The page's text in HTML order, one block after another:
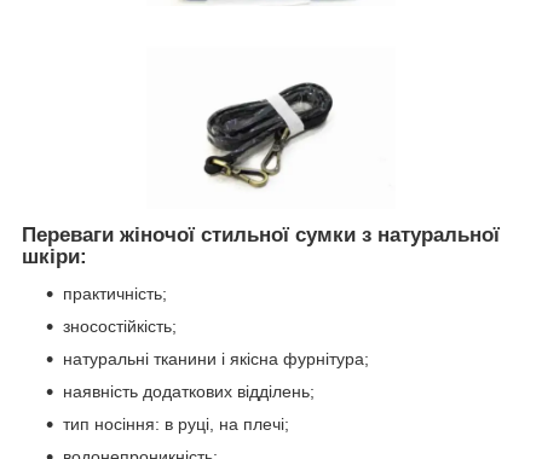
Переваги жіночої стильної сумки з натуральної
шкіри:
практичність;
зносостійкість;
натуральні тканини і якісна фурнітура;
наявність додаткових відділень;
тип носіння: в руці, на плечі;